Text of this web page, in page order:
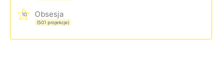
10 Obsesja
(501 projekcje)